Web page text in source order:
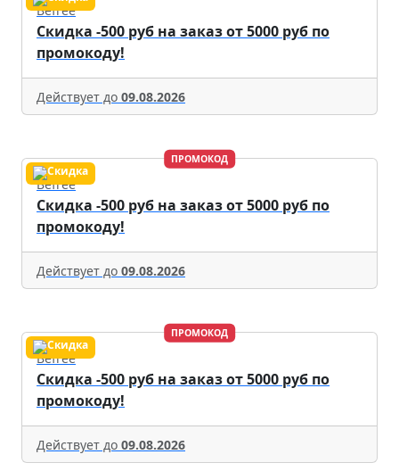
Befree
Скидка -500 руб на заказ от 5000 руб по
промокоду!
Действует до 09.08.2026
ПРОМОКОД
Befree
Скидка -500 руб на заказ от 5000 руб по
промокоду!
Действует до 09.08.2026
ПРОМОКОД
Befree
Скидка -500 руб на заказ от 5000 руб по
промокоду!
Действует до 09.08.2026